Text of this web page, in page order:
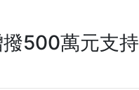
500萬元支持